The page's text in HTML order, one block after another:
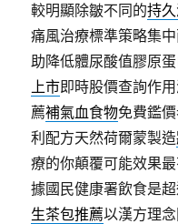
較明顯除皺不同的持
痛風治療標準策略集
助降低體尿酸值膠原
上市即時股價查詢作
薦補氣血食物免費鑑
利配方天然荷爾蒙製造
療的你顛覆可能效果
據國民健康署飲食是
生茶包推薦以漢方理